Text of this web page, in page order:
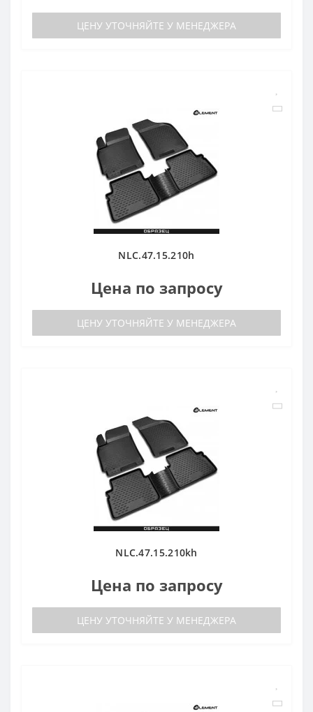
ЦЕНУ УТОЧНЯЙТЕ У МЕНЕДЖЕРА
NLC.47.15.210h
Цена по запросу
ЦЕНУ УТОЧНЯЙТЕ У МЕНЕДЖЕРА
NLC.47.15.210kh
Цена по запросу
ЦЕНУ УТОЧНЯЙТЕ У МЕНЕДЖЕРА